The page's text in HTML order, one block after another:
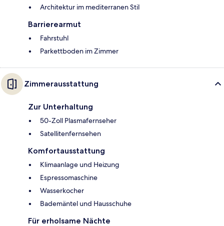
Architektur im mediterranen Stil
Barrierearmut
Fahrstuhl
Parkettboden im Zimmer
Zimmerausstattung
Zur Unterhaltung
50-Zoll Plasmafernseher
Satellitenfernsehen
Komfortausstattung
Klimaanlage und Heizung
Espressomaschine
Wasserkocher
Bademäntel und Hausschuhe
Für erholsame Nächte